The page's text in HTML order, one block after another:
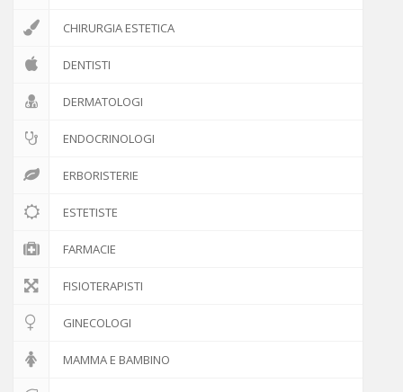
CHIRURGIA ESTETICA
DENTISTI
DERMATOLOGI
ENDOCRINOLOGI
ERBORISTERIE
ESTETISTE
FARMACIE
FISIOTERAPISTI
GINECOLOGI
MAMMA E BAMBINO